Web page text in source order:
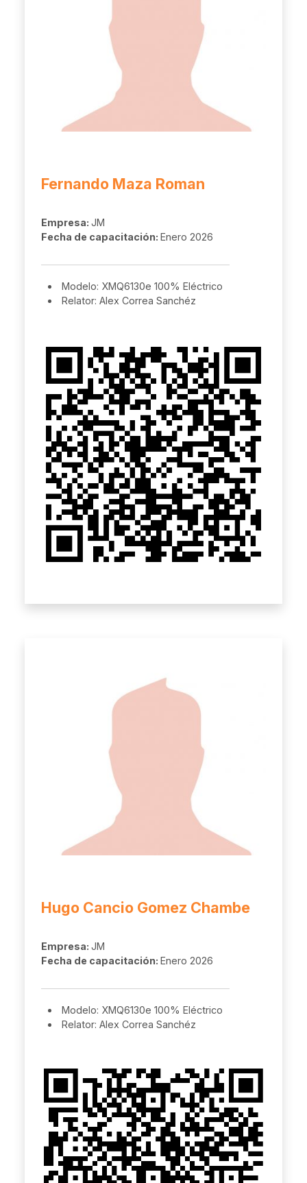
Fernando Maza Roman
Empresa: JM
Fecha de capacitación: Enero 2026
Modelo: XMQ6130e 100% Eléctrico
Relator: Alex Correa Sanchéz
Hugo Cancio Gomez Chambe
Empresa: JM
Fecha de capacitación: Enero 2026
Modelo: XMQ6130e 100% Eléctrico
Relator: Alex Correa Sanchéz